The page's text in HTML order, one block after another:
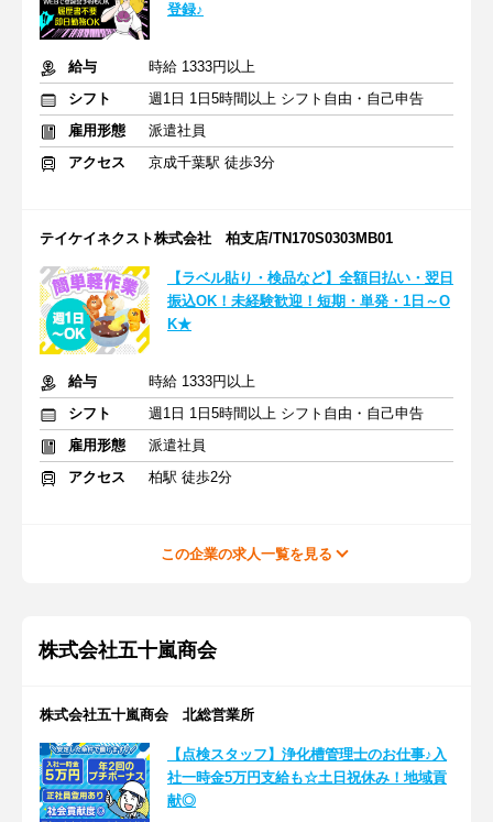
登録♪
給与
時給 1333円以上
シフト
週1日 1日5時間以上 シフト自由・自己申告
雇用形態
派遣社員
アクセス
京成千葉駅 徒歩3分
テイケイネクスト株式会社 柏支店/TN170S0303MB01
【ラベル貼り・検品など】全額日払い・翌日
振込OK！未経験歓迎！短期・単発・1日～O
K★
給与
時給 1333円以上
シフト
週1日 1日5時間以上 シフト自由・自己申告
雇用形態
派遣社員
アクセス
柏駅 徒歩2分
この企業の求人一覧を見る
株式会社五十嵐商会
株式会社五十嵐商会 北総営業所
【点検スタッフ】浄化槽管理士のお仕事♪入
社一時金5万円支給も☆土日祝休み！地域貢
献◎